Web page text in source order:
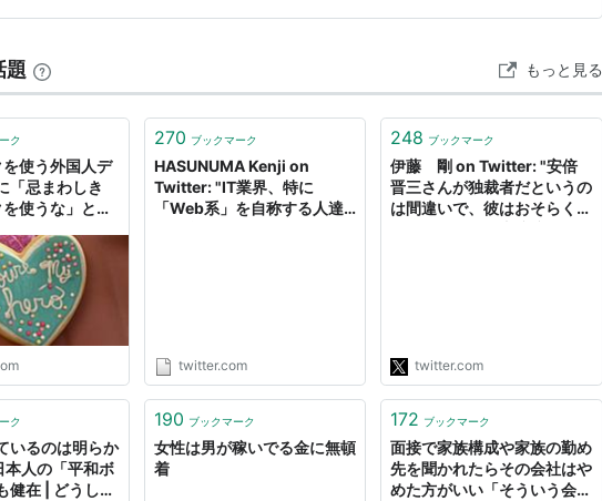
題 もっと見る
ク
使う外国人デ
「忌まわしき
使うな」とい
270 ブックマーク
HASUNUMA Kenji on
Twitter: "IT業界、特に
「Web系」を自称する人達
す。ITエンジニアの職業倫理
に関しては個人的に疑問を呈
します。"
twitter.com
248 ブックマーク
伊藤 剛 on Twitter: "安倍
晋三さんが独裁者だというの
は間違いで、彼はおそらく調
独裁にみえる。
https://t.co/jyK7So3SVm"
twitter.com
ク
いるのは明らか
人の「平和ボ
健在 | どうして
190 ブックマーク
女性は男が稼いでる金に無頓
着
172 ブックマーク
面接で家族構成や家族の勤め
先を聞かれたらその会社はや
めた方がいい「そういう会社